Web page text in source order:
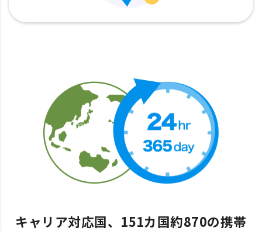
キャリア対応国、151カ国約870の携帯